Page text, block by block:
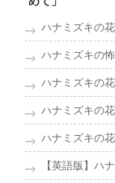
ハナミズキの
ハナミズキの
ハナミズキの
ハナミズキの
ハナミズキの
【英語版】ハ